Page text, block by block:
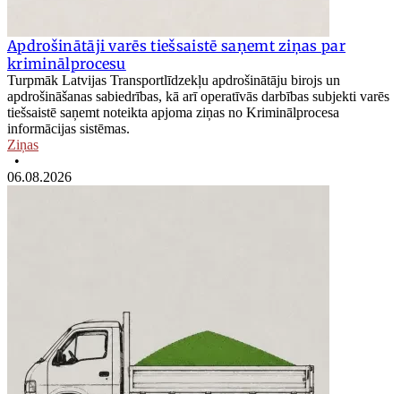
Apdrošinātāji varēs tiešsaistē saņemt ziņas par
kriminālprocesu
Turpmāk Latvijas Transportlīdzekļu apdrošinātāju birojs un
apdrošināšanas sabiedrības, kā arī operatīvās darbības subjekti varēs
tiešsaistē saņemt noteikta apjoma ziņas no Kriminālprocesa
informācijas sistēmas.
Ziņas
•
06.08.2026